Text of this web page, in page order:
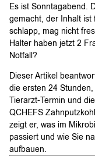
Es ist Sonntagabend.
gemacht, der Inhalt ist
schlapp, mag nicht
Halter haben jetzt 2
Notfall?
Dieser Artikel
die ersten 24
Tierarzt-Termin und
QCHEFS
zeigt er, was im
passiert und wie Sie
aufbauen.